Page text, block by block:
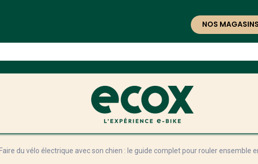
NOS
Faire du vélo électrique avec son chien : le guide complet pour rouler ensemble